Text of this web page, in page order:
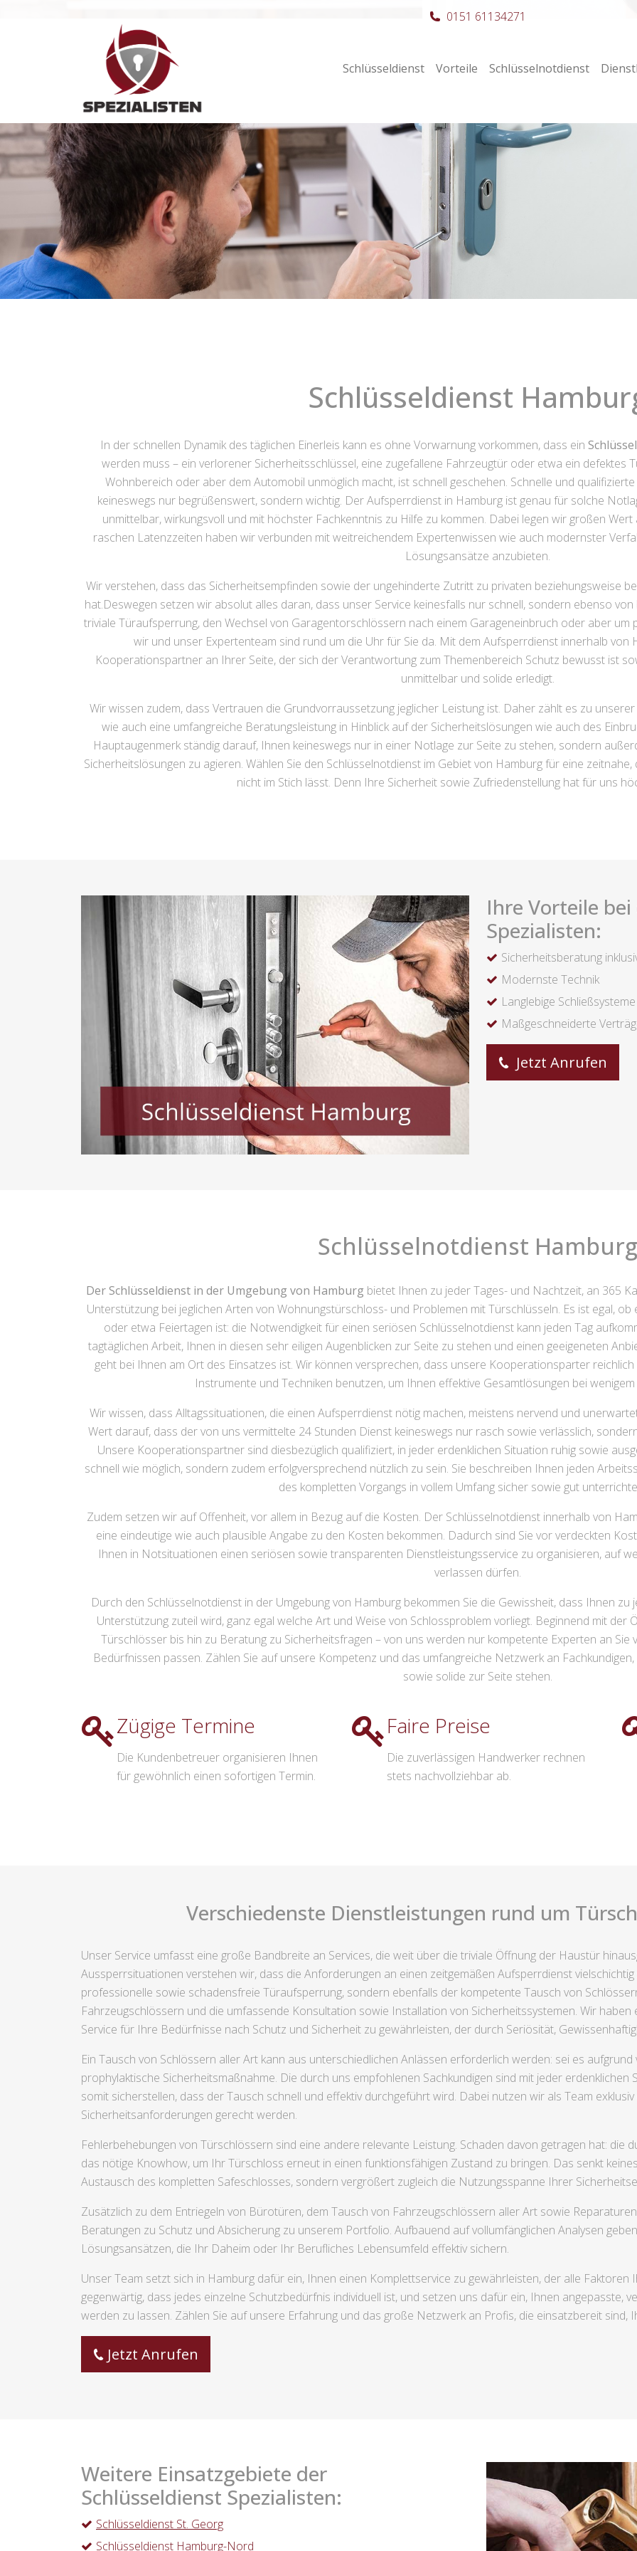
Hauptnavigation Schlüsseldienst Vorteile Schlüsselnotdienst
0151 61134271
Schlüsseldienst
In der schnellen Dynamik des täglichen Einerleis kann es ohne Vorwarnung vorkommen, dass ein
werden muss – ein verlorener Sicherheitsschlüssel, eine zugefallene Fahrzeugtür oder etwa ein defektes
Wohnbereich oder aber dem Automobil unmöglich macht, ist schnell geschehen. Schnelle und
keineswegs nur begrüßenswert, sondern wichtig. Der Aufsperrdienst in Hamburg ist genau für solche
unmittelbar, wirkungsvoll und mit höchster Fachkenntnis zu Hilfe zu kommen. Dabei legen wir großen
raschen Latenzzeiten haben wir verbunden mit weitreichendem Expertenwissen wie auch modernster
Lösungsansätze anzubieten.
Wir verstehen, dass das Sicherheitsempfinden sowie der ungehinderte Zutritt zu privaten beziehungsweise
hat.Deswegen setzen wir absolut alles daran, dass unser Service keinesfalls nur schnell, sondern ebenso
triviale Türaufsperrung, den Wechsel von Garagentorschlössern nach einem Garageneinbruch oder aber
wir und unser Expertenteam sind rund um die Uhr für Sie da. Mit dem Aufsperrdienst innerhalb von
Kooperationspartner an Ihrer Seite, der sich der Verantwortung zum Themenbereich Schutz bewusst ist
unmittelbar und solide erledigt.
Wir wissen zudem, dass Vertrauen die Grundvorraussetzung jeglicher Leistung ist. Daher zählt es zu
wie auch eine umfangreiche Beratungsleistung in Hinblick auf der Sicherheitslösungen wie auch des
Hauptaugenmerk ständig darauf, Ihnen keineswegs nur in einer Notlage zur Seite zu stehen, sondern
Sicherheitslösungen zu agieren. Wählen Sie den Schlüsselnotdienst im Gebiet von Hamburg für eine
nicht im Stich lässt. Denn Ihre Sicherheit sowie Zufriedenstellung hat für uns
Ihre Vorteile
Spezialisten:
Sicherheitsberatung
Modernste Technik
Langlebige Schließsysteme
Maßgeschneiderte
Jetzt Anrufen
Schlüsselnotdienst Hamburg
Der Schlüsseldienst in der Umgebung von Hamburg bietet Ihnen zu jeder Tages- und Nachtzeit, an 365
Unterstützung bei jeglichen Arten von Wohnungstürschloss- und Problemen mit Türschlüsseln. Es ist egal,
oder etwa Feiertagen ist: die Notwendigkeit für einen seriösen Schlüsselnotdienst kann jeden Tag
tagtäglichen Arbeit, Ihnen in diesen sehr eiligen Augenblicken zur Seite zu stehen und einen geeigeneten
geht bei Ihnen am Ort des Einsatzes ist. Wir können versprechen, dass unsere Kooperationsparter
Instrumente und Techniken benutzen, um Ihnen effektive Gesamtlösungen bei
Wir wissen, dass Alltagssituationen, die einen Aufsperrdienst nötig machen, meistens nervend und
Wert darauf, dass der von uns vermittelte 24 Stunden Dienst keineswegs nur rasch sowie verlässlich,
Unsere Kooperationspartner sind diesbezüglich qualifiziert, in jeder erdenklichen Situation ruhig sowie
schnell wie möglich, sondern zudem erfolgversprechend nützlich zu sein. Sie beschreiben Ihnen jeden
des kompletten Vorgangs in vollem Umfang sicher sowie gut
Zudem setzen wir auf Offenheit, vor allem in Bezug auf die Kosten. Der Schlüsselnotdienst innerhalb von
eine eindeutige wie auch plausible Angabe zu den Kosten bekommen. Dadurch sind Sie vor verdeckten
Ihnen in Notsituationen einen seriösen sowie transparenten Dienstleistungsservice zu organisieren, auf
verlassen dürfen.
Durch den Schlüsselnotdienst in der Umgebung von Hamburg bekommen Sie die Gewissheit, dass Ihnen
Unterstützung zuteil wird, ganz egal welche Art und Weise von Schlossproblem vorliegt. Beginnend mit
Türschlösser bis hin zu Beratung zu Sicherheitsfragen – von uns werden nur kompetente Experten an
Bedürfnissen passen. Zählen Sie auf unsere Kompetenz und das umfangreiche Netzwerk an
sowie solide zur Seite stehen.
Zügige Termine
Die Kundenbetreuer organisieren Ihnen
für gewöhnlich einen sofortigen Termin.
Faire Preise
Die zuverlässigen Handwerker rechnen
stets nachvollziehbar ab.
Verschiedenste Dienstleistungen rund um
Unser Service umfasst eine große Bandbreite an Services, die weit über die triviale Öffnung der Haustür
Aussperrsituationen verstehen wir, dass die Anforderungen an einen zeitgemäßen Aufsperrdienst
professionelle sowie schadensfreie Türaufsperrung, sondern ebenfalls der kompetente Tausch von
Fahrzeugschlössern und die umfassende Konsultation sowie Installation von Sicherheitssystemen. Wir
Service für Ihre Bedürfnisse nach Schutz und Sicherheit zu gewährleisten, der durch Seriösität,
Ein Tausch von Schlössern aller Art kann aus unterschiedlichen Anlässen erforderlich werden: sei es
prophylaktische Sicherheitsmaßnahme. Die durch uns empfohlenen Sachkundigen sind mit jeder
somit sicherstellen, dass der Tausch schnell und effektiv durchgeführt wird. Dabei nutzen wir als Team
Sicherheitsanforderungen gerecht werden.
Fehlerbehebungen von Türschlössern sind eine andere relevante Leistung. Schaden davon getragen hat: die
das nötige Knowhow, um Ihr Türschloss erneut in einen funktionsfähigen Zustand zu bringen. Das senkt
Austausch des kompletten Safeschlosses, sondern vergrößert zugleich die Nutzungsspanne Ihrer
Zusätzlich zu dem Entriegeln von Bürotüren, dem Tausch von Fahrzeugschlössern aller Art sowie
Beratungen zu Schutz und Absicherung zu unserem Portfolio. Aufbauend auf vollumfänglichen Analysen
Lösungsansätzen, die Ihr Daheim oder Ihr Berufliches Lebensumfeld effektiv sichern.
Unser Team setzt sich in Hamburg dafür ein, Ihnen einen Komplettservice zu gewährleisten, der alle
gegenwärtig, dass jedes einzelne Schutzbedürfnis individuell ist, und setzen uns dafür ein, Ihnen angepasste,
werden zu lassen. Zählen Sie auf unsere Erfahrung und das große Netzwerk an Profis, die einsatzbereit sind,
Jetzt Anrufen
Weitere Einsatzgebiete der
Schlüsseldienst Spezialisten:
Schlüsseldienst St. Georg
Schlüsseldienst Hamburg-Nord